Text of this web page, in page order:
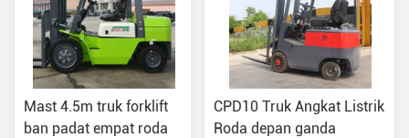
Mast 4.5m truk forklift
ban padat empat roda
CPD10 Truk Angkat Listrik
Roda depan ganda